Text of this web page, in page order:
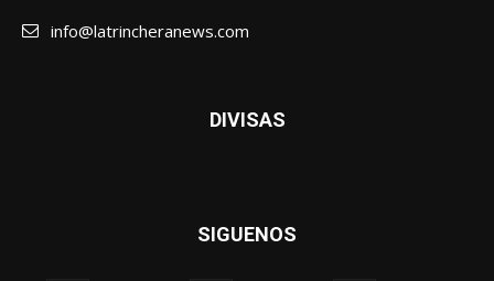
info@latrincheranews.com
DIVISAS
SIGUENOS